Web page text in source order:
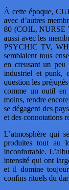
À cette époque,
avec d’autres
80 (COIL, NURSE
aussi avec les
PSYCHIC TV,
semblaient tous
en creusant un
industriel et punk,
question les
comme un outil en
moins, rendre
se dégagent des
et des connotations
L’atmosphère qui
produites tout au
inconfortable.
intensité qui ont
et il domine
confins rituels du